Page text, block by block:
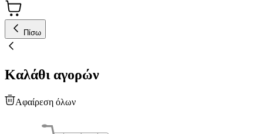
Πίσω
Καλάθι αγορών
Αφαίρεση όλων